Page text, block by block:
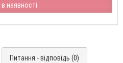
наявності
Питання - відповідь (0)